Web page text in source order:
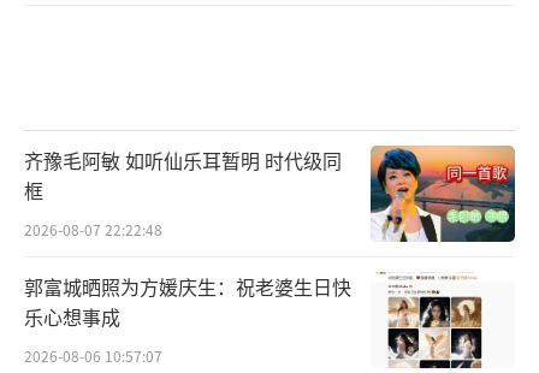
齐豫毛阿敏 如听仙乐耳暂明 时代级同
框
2026-08-07 22:22:48
郭富城晒照为方媛庆生：祝老婆生日快
乐心想事成
2026-08-06 10:57:07